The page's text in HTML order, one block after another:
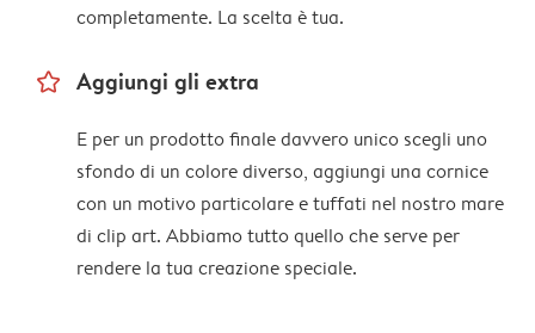
completamente. La scelta è tua.
star_outline Aggiungi gli extra
E per un prodotto finale davvero unico scegli uno
sfondo di un colore diverso, aggiungi una cornice
con un motivo particolare e tuffati nel nostro mare
di clip art. Abbiamo tutto quello che serve per
rendere la tua creazione speciale.